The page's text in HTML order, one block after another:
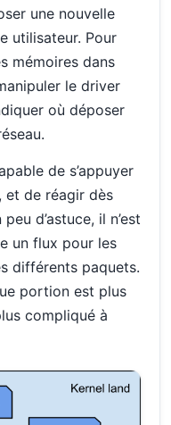
une nouvelle
utilisateur. Pour
mémoires dans
le driver
où déposer
de s’appuyer
et de réagir dès
d’astuce, il n’est
un flux pour les
différents paquets.
portion est plus
compliqué à